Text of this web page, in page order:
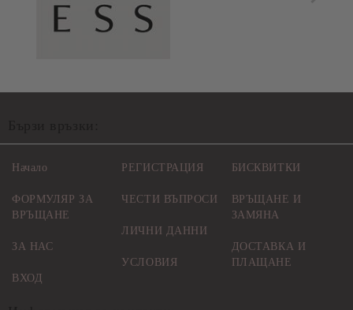
Начало
ФОРМУЛЯР ЗА
ВРЪЩАНЕ
ЗА НАС
ВХОД
РЕГИСТРАЦИЯ
ЧЕСТИ ВЪПРОСИ
ЛИЧНИ ДАННИ
УСЛОВИЯ
БИСКВИТКИ
ВРЪЩАНЕ И
ЗАМЯНА
ДОСТАВКА И
ПЛАЩАНЕ